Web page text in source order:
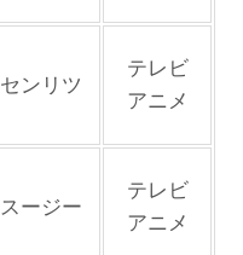
センリツ
テレビ
アニメ
スージー
テレビ
アニメ